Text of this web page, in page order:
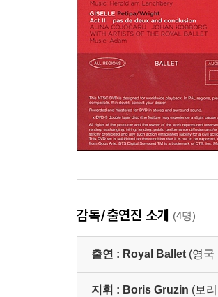
감독/출연진 소개 (4명)
출연 : Royal Ballet (영국
지휘 : Boris Gruzin (보